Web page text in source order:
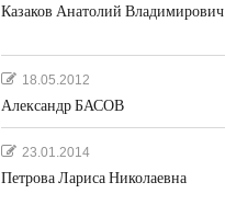
Казаков Анатолий Владимирович
18.05.2012
Александр БАСОВ
23.01.2014
Петрова Лариса Николаевна